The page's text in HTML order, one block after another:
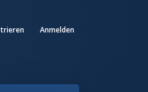
Anmelden